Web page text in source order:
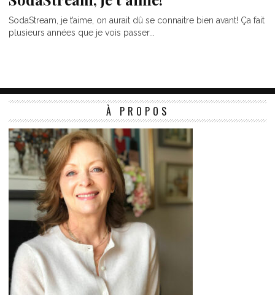
SodaStream, je t’aime, on aurait dû se connaitre bien avant! Ça fait
plusieurs années que je vois passer...
À PROPOS